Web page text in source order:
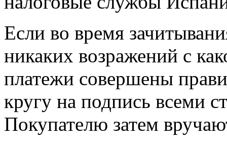
Если во время
никаких возражений с
платежи совершены
кругу на подпись всеми
Покупателю затем